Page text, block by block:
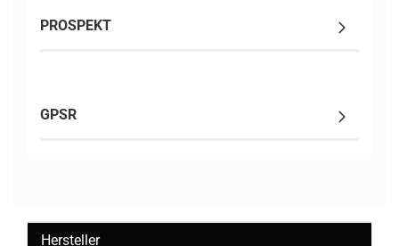
PROSPEKT
GPSR
Hersteller